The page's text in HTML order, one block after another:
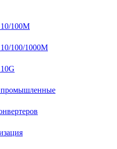
100M
100/1000M
промышленные